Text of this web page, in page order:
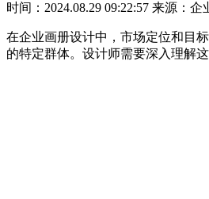
时间：2024.08.29 09:22:57 来源：企
在企业画册设计中，市场定位和目
的特定群体。设计师需要深入理解